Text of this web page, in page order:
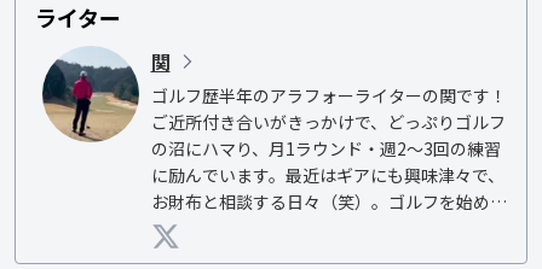
ライター
関
ゴルフ歴半年のアラフォーライターの関です！
ご近所付き合いがきっかけで、どっぷりゴルフ
の沼にハマり、月1ラウンド・週2～3回の練習
に励んでいます。最近はギアにも興味津々で、
お財布と相談する日々（笑）。ゴルフを始めた
頃の新鮮な気持ちを忘れずに、読者の皆さんと
一緒にゴルフを楽しめるように、リアルな練習